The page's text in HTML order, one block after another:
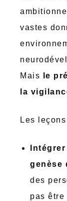
vastes
Mais
le
la
Les
genèse
des
pas être